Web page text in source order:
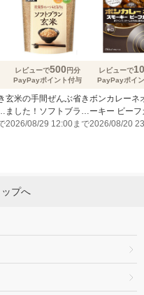
レビューで500円分
PayPayポイント付与
玄米の手間ぜんぶ省き
ました！ソフトブラン
玄米2㎏のレビューキ
2026/08/29 12:00まで
レビューで
PayPayポイ
ボンカレーネ
ーキー ビー
薫りとコク 辛
2026/08/20
プへ